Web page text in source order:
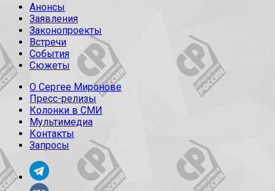
Анонсы
Заявления
Законопроекты
Встречи
События
Сюжеты
О Сергее Миронове
Пресс-релизы
Колонки в СМИ
Мультимедиа
Контакты
Запросы